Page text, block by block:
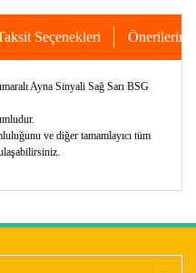
Seçenekleri Önerileriniz
Ayna Sinyali Sağ Sarı BSG
ve diğer tamamlayıcı tüm